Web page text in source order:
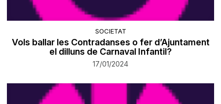
SOCIETAT
Vols ballar les Contradanses o fer d’Ajuntament
el dilluns de Carnaval Infantil?
17/01/2024